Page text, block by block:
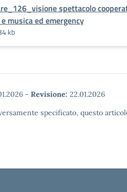
spettacolo
musica ed emergency
kb
- Revisione: 22.01.2026
specificato, questo